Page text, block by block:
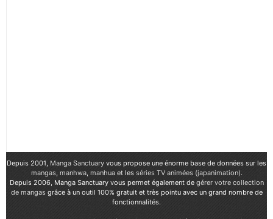
Depuis 2001, Manga Sanctuary vous propose une énorme base de données sur les
mangas, manhwa, manhuaet les séries TV animées (japanimation).
Depuis 2006, Manga Sanctuary vous permet également de gérer votre collection
de mangasgrâce à un outil 100% gratuit et très pointu avec un grand nombre de
fonctionnalités.